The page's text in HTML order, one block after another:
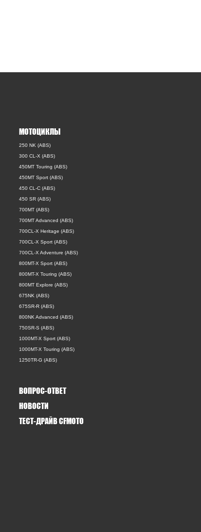
МОТОЦИКЛЫ
250 NK (ABS)
300 CL-X (ABS)
450MT Touring (ABS)
450MT Sport (ABS)
450 CL-C (ABS)
450 SR (ABS)
700MT (ABS)
700MT Advanced (ABS)
700CL-X Heritage (ABS)
700CL-X Sport (ABS)
700CL-X Adventure (ABS)
800MT-X Sport (ABS)
800MT-X Touring (ABS)
800MT Explore (ABS)
675NK (ABS)
675SR-R (ABS)
800NK Advanced (ABS)
750SR-S (ABS)
1000MT-X Sport (ABS)
1000MT-X Touring (ABS)
1250TR-G (ABS)
ВОПРОС-ОТВЕТ
НОВОСТИ
ТЕСТ-ДРАЙВ CFMOTO